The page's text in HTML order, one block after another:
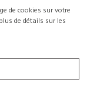
de cookies sur votre
de détails sur les